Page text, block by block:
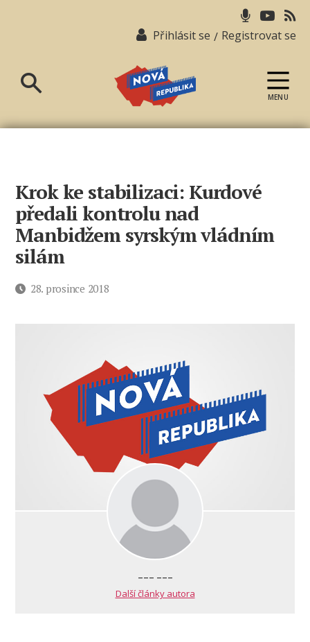
Přihlásit se / Registrovat se
republika
MENU
Krok ke stabilizaci: Kurdové
předali kontrolu nad
Manbidžem syrským vládním
silám
Datum28. prosince 2018
--- ---
Další články autora